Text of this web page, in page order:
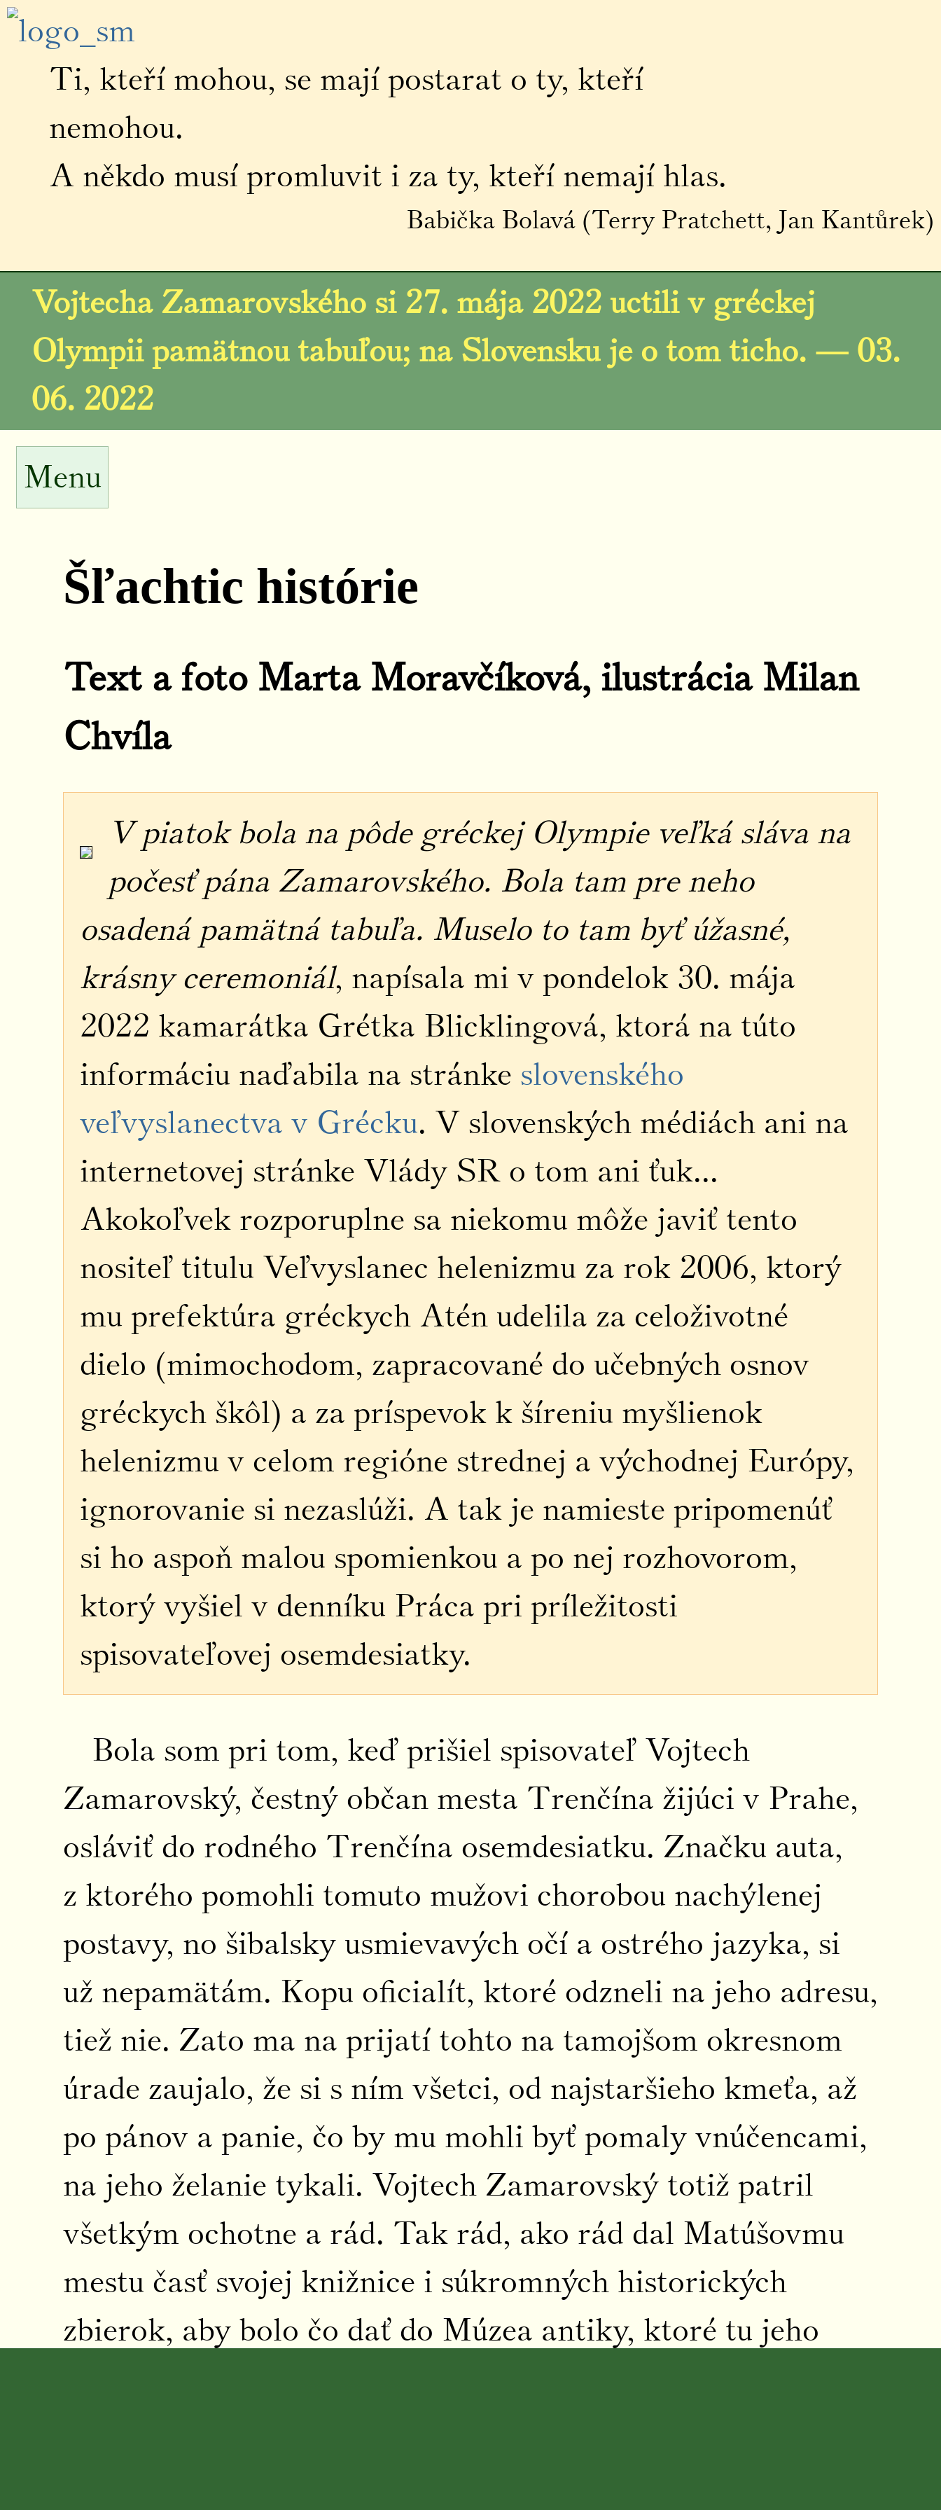
Ti, kteří mohou, se mají postarat o ty, kteří
nemohou.
A někdo musí promluvit i za ty, kteří nemají hlas.
Babička Bolavá (Terry Pratchett, Jan Kantůrek)
Vojtecha Zamarovského si 27. mája 2022 uctili v gréckej
Olympii pamätnou tabuľou; na Slovensku je o tom ticho. — 03.
06. 2022
Menu
Šľachtic histórie
Text a foto Marta Moravčíková, ilustrácia Milan
Chvíla
V piatok bola na pôde gréckej Olympie veľká sláva na
počesť pána Zamarovského. Bola tam pre neho
osadená pamätná tabuľa. Muselo to tam byť úžasné,
krásny ceremoniál, napísala mi v pondelok 30. mája
2022 kamarátka Grétka Blicklingová, ktorá na túto
informáciu naďabila na stránke slovenského
veľvyslanectva v Grécku. V slovenských médiách ani na
internetovej stránke Vlády SR o tom ani ťuk...
Akokoľvek rozporuplne sa niekomu môže javiť tento
nositeľ titulu Veľvyslanec helenizmu za rok 2006, ktorý
mu prefektúra gréckych Atén udelila za celoživotné
dielo (mimochodom, zapracované do učebných osnov
gréckych škôl) a za príspevok k šíreniu myšlienok
helenizmu v celom regióne strednej a východnej Európy,
ignorovanie si nezaslúži. A tak je namieste pripomenúť
si ho aspoň malou spomienkou a po nej rozhovorom,
ktorý vyšiel v denníku Práca pri príležitosti
spisovateľovej osemdesiatky.
Bola som pri tom, keď prišiel spisovateľ Vojtech
Zamarovský, čestný občan mesta Trenčína žijúci v Prahe,
osláviť do rodného Trenčína osemdesiatku. Značku auta,
z ktorého pomohli tomuto mužovi chorobou nachýlenej
postavy, no šibalsky usmievavých očí a ostrého jazyka, si
už nepamätám. Kopu oficialít, ktoré odzneli na jeho adresu,
tiež nie. Zato ma na prijatí tohto na tamojšom okresnom
úrade zaujalo, že si s ním všetci, od najstaršieho kmeťa, až
po pánov a panie, čo by mu mohli byť pomaly vnúčencami,
na jeho želanie tykali. Vojtech Zamarovský totiž patril
všetkým ochotne a rád. Tak rád, ako rád dal Matúšovmu
mestu časť svojej knižnice i súkromných historických
zbierok, aby bolo čo dať do Múzea antiky, ktoré tu jeho